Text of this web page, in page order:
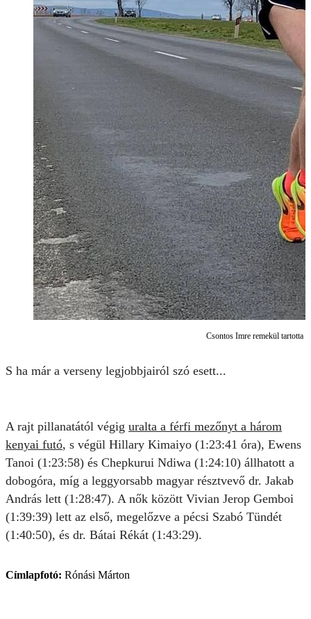
Csontos Imre remekül tartotta
S ha már a verseny legjobbjairól szó esett...
A rajt pillanatától végig uralta a férfi mezőnyt a három
kenyai futó, s végül Hillary Kimaiyo (1:23:41 óra), Ewens
Tanoi (1:23:58) és Chepkurui Ndiwa (1:24:10) állhatott a
dobogóra, míg a leggyorsabb magyar résztvevő dr. Jakab
András lett (1:28:47). A nők között Vivian Jerop Gemboi
(1:39:39) lett az első, megelőzve a pécsi Szabó Tündét
(1:40:50), és dr. Bátai Rékát (1:43:29).
Címlapfotó: Rónási Márton